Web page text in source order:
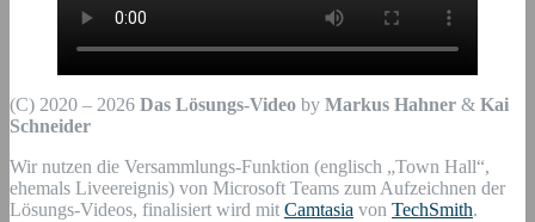
(C) 2020 – 2026 Das Lösungs-Video by Markus Hahner & Kai
Schneider
Wir nutzen die Versammlungs-Funktion (englisch „Town Hall“,
ehemals Liveereignis) von Microsoft Teams zum Aufzeichnen der
Lösungs-Videos, finalisiert wird mit Camtasia von TechSmith.